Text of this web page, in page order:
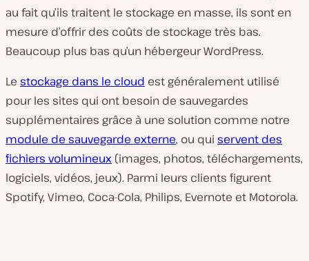
au fait qu’ils traitent le stockage en masse, ils sont en
mesure d’offrir des coûts de stockage très bas.
Beaucoup plus bas qu’un hébergeur WordPress.
Le stockage dans le cloud est généralement utilisé
pour les sites qui ont besoin de sauvegardes
supplémentaires grâce à une solution comme notre
module de sauvegarde externe, ou qui servent des
fichiers volumineux (images, photos, téléchargements,
logiciels, vidéos, jeux). Parmi leurs clients figurent
Spotify, Vimeo, Coca-Cola, Philips, Evernote et Motorola.